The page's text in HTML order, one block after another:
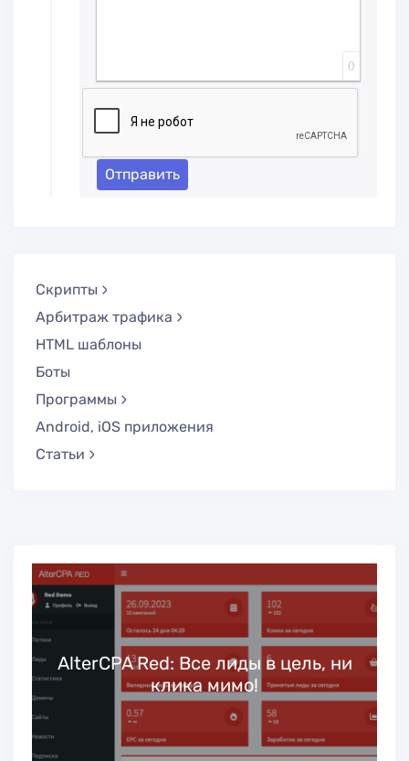
0
Отправить
Скрипты
Арбитраж трафика
HTML шаблоны
Боты
Программы
Android, iOS приложения
Статьи
AlterCPA Red: Все лиды в цель, ни
клика мимо!